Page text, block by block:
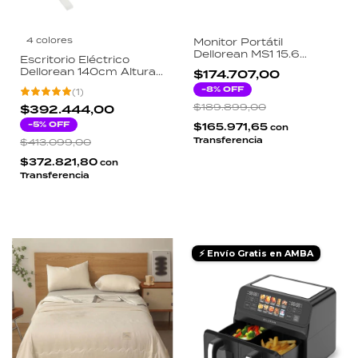
4 colores
Escritorio Eléctrico
Dellorean 140cm Altura
Regulable Motor
Certificado 80kg Carga
3 Memorias Negro
(1)
$392.444,00
-5% OFF
$413.099,00
$372.821,80 con
Transferencia
Monitor Portátil
Dellorean MS1 15.6
1920x1080 Full HD IPS
HDR Estructura Caucho
USB-C HDMI
$174.707,00
-8% OFF
$189.899,00
$165.971,65 con
Transferencia
⚡ Envío Gratis en AMBA